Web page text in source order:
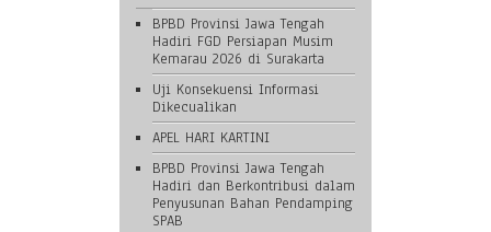
BPBD Provinsi Jawa Tengah
Hadiri FGD Persiapan Musim
Kemarau 2026 di Surakarta
Uji Konsekuensi Informasi
Dikecualikan
APEL HARI KARTINI
BPBD Provinsi Jawa Tengah
Hadiri dan Berkontribusi dalam
Penyusunan Bahan Pendamping
SPAB